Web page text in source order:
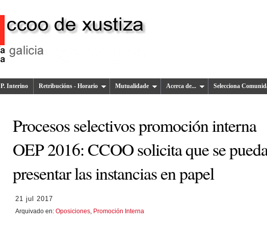
P. Interino Retribucións - Horario Mutualidade Acerca de... Selecciona
Procesos selectivos promoción interna
OEP 2016: CCOO solicita que se
presentar las instancias en papel
21 jul 2017
Arquivado en: Oposiciones Promoción Interna